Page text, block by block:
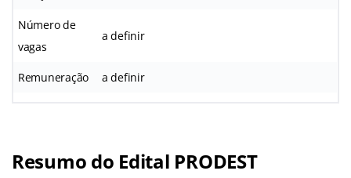
Número de
vagas
a definir
Remuneração a definir
Resumo do Edital PRODEST